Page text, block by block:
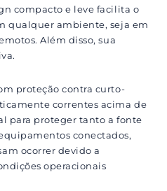
compacto e leve facilita o
qualquer ambiente, seja em
Além disso, sua
proteção contra curto-
correntes acima de
para proteger tanto a fonte
conectados,
ocorrer devido a
operacionais